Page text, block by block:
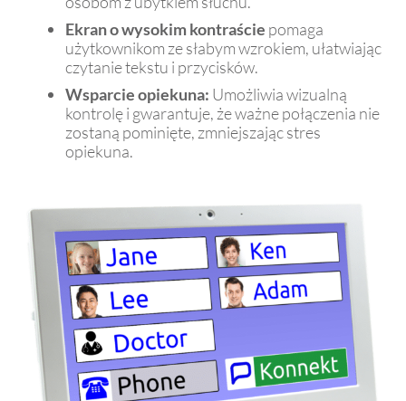
Ekran o wysokim kontraście pomaga
użytkownikom ze słabym wzrokiem, ułatwiając
czytanie tekstu i przycisków.
Wsparcie opiekuna: Umożliwia wizualną
kontrolę i gwarantuje, że ważne połączenia nie
zostaną pominięte, zmniejszając stres
opiekuna.